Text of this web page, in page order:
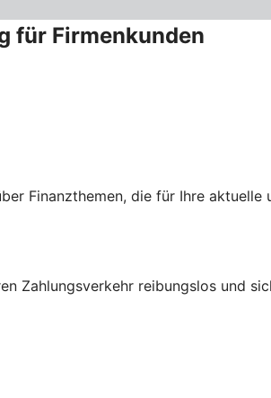
für Firmenkunden
Finanzthemen, die für Ihre
Zahlungsverkehr reibungslos und